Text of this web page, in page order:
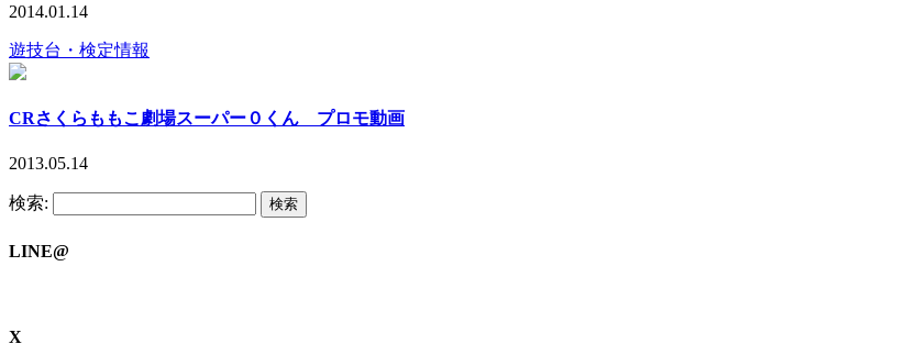
2014.01.14
遊技台・検定情報
CRさくらももこ劇場スーパー０くん プロモ動画
2013.05.14
検索:
LINE@
X